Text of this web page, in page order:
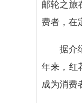
邮轮之旅
费者，在
据介
年来，红
成为消费